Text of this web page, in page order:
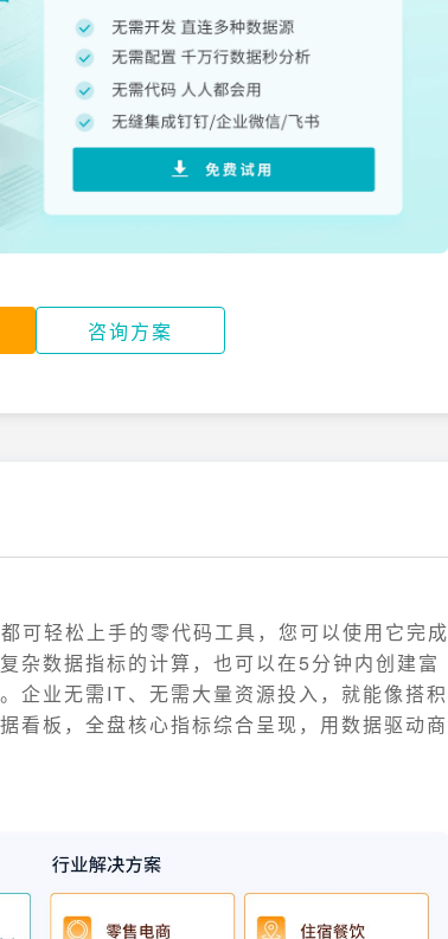
咨询方案
可轻松上手的零代码工具，您可以使用它完成
杂数据指标的计算，也可以在5分钟内创建富
企业无需IT、无需大量资源投入，就能像搭积
看板，全盘核心指标综合呈现，用数据驱动商